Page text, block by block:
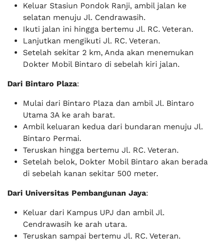
Keluar Stasiun Pondok Ranji, ambil jalan ke
selatan menuju Jl. Cendrawasih.
Ikuti jalan ini hingga bertemu Jl. RC. Veteran.
Lanjutkan mengikuti Jl. RC. Veteran.
Setelah sekitar 2 km, Anda akan menemukan
Dokter Mobil Bintaro di sebelah kiri jalan.
Dari Bintaro Plaza:
Mulai dari Bintaro Plaza dan ambil Jl. Bintaro
Utama 3A ke arah barat.
Ambil keluaran kedua dari bundaran menuju Jl.
Bintaro Permai.
Teruskan hingga bertemu Jl. RC. Veteran.
Setelah belok, Dokter Mobil Bintaro akan berada
di sebelah kanan sekitar 500 meter.
Dari Universitas Pembangunan Jaya:
Keluar dari Kampus UPJ dan ambil Jl.
Cendrawasih ke arah utara.
Teruskan sampai bertemu Jl. RC. Veteran.